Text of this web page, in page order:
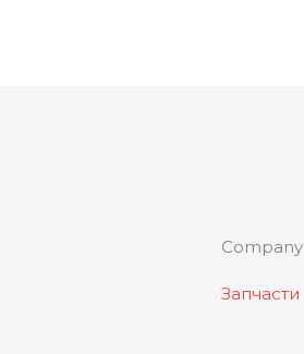
Company
Запчасти